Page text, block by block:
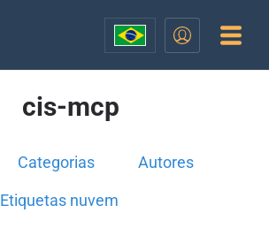
cis-mcp
Categorias Autores
Etiquetas nuvem